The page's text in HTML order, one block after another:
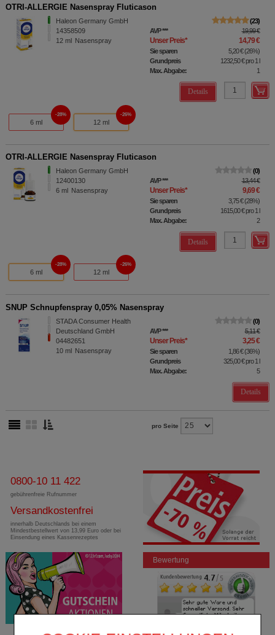
OTRI-ALLERGIE Nasenspray Fluticason
Haleon Germany GmbH
14358509
12 ml Nasenspray
23
AVP*** 19,99 €
Unser Preis* 14,79 €
Sie sparen 5,20 €(26%)
Grundpreis
1232,50 €pro 1 l
Max. Abgabe:
1
Details
6 ml
28%
12 ml
26%
OTRI-ALLERGIE Nasenspray Fluticason
Haleon Germany GmbH
12400130
6 ml Nasenspray
0
AVP*** 13,44 €
Unser Preis* 9,69 €
Sie sparen 3,75 €(28%)
Grundpreis
1615,00 €pro 1 l
Max. Abgabe:
2
Details
6 ml
28%
12 ml
26%
SNUP Schnupfenspray 0,05% Nasenspray
STADA Consumer Health
Deutschland GmbH
04482651
10 ml Nasenspray
0
AVP*** 5,11 €
Unser Preis* 3,25 €
Sie sparen 1,86 €(36%)
Grundpreis
325,00 €pro 1 l
Max. Abgabe:
5
Details
pro Seite
0800-10 11 422
gebührenfreie Rufnummer
Versandkostenfrei
innerhalb Deutschlands bei einem
Mindestbestellwert von 13,99 Euro oder bei
Einsendung eines Kassenrezeptes
Bewertung